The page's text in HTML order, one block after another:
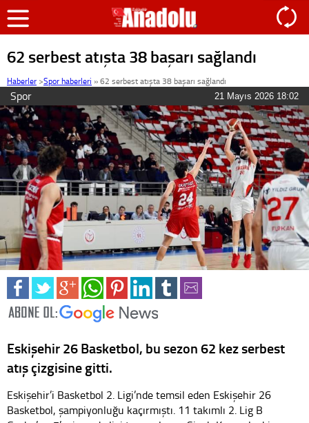
62 serbest atışta 38 başarı sağlandı
Haberler >Spor haberleri »62 serbest atışta 38 başarı sağlandı
Spor 21 Mayıs 2026 18:02
Eskişehir 26 Basketbol, bu sezon 62 kez serbest
atış çizgisine gitti.
Eskişehir’i Basketbol 2. Ligi’nde temsil eden Eskişehir 26
Basketbol, şampiyonluğu kaçırmıştı. 11 takımlı 2. Lig B